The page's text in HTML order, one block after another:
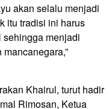
akan selalu menjadi
itu tradisi ini harus
menjadi
Khairul, turut hadir
Rimosan, Ketua